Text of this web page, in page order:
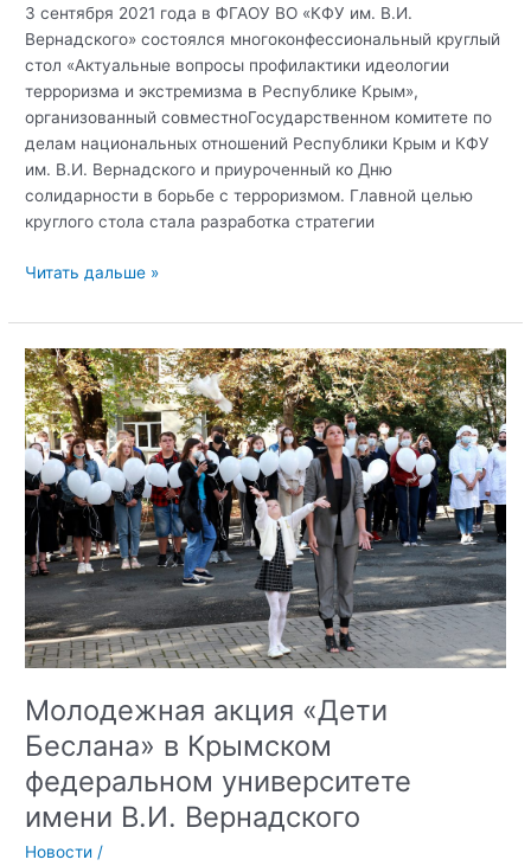
Вернадского»
состоялись
тематические
мероприятия,
приуроченные
ко
Дню
солидарности
борьбы
терроризмом
3 сентября 2021 года в ФГАОУ ВО «КФУ им. В.И.
Вернадского» состоялся многоконфессиональный круглый
стол «Актуальные вопросы профилактики идеологии
терроризма и экстремизма в Республике Крым»,
организованный совместноГосударственном комитете по
делам национальных отношений Республики Крым и КФУ
им. В.И. Вернадского и приуроченный ко Дню
солидарности в борьбе с терроризмом. Главной целью
круглого стола стала разработка стратегии
Круглый
«Актуальные
вопросы
профилактики
идеологии
терроризма
и
экстремизма
в
Республике
Крым»
Читать дальше »
Молодежная акция «Дети
Беслана» в Крымском
федеральном университете
имени В.И. Вернадского
Новости /